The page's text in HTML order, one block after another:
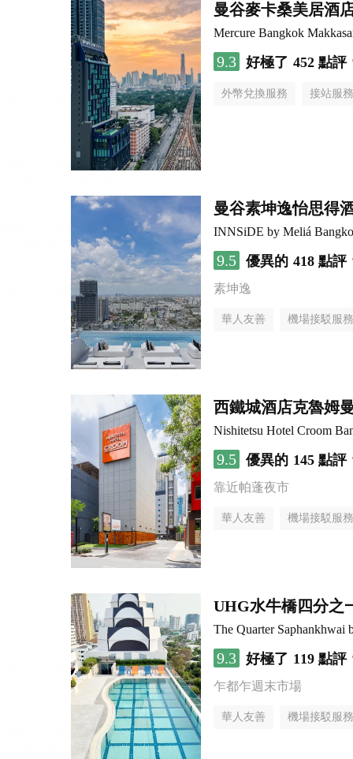
曼谷麥卡桑美居酒
Mercure Bangkok
9.3 好極了 452 點評
外幣兌換服務 接站服務
曼谷素坤逸怡思得
INNSiDE by Meliá
9.5 優異的 418 點評
素坤逸
華人友善 機場接駁服務
西鐵城酒店克魯姆
Nishitetsu Hotel Croom
9.5 優異的 145 點評
靠近帕蓬夜市
華人友善 機場接駁服務
UHG水牛橋四分之
The Quarter Saphankhwai
9.3 好極了 119 點評
乍都乍週末市場
華人友善 機場接駁服務